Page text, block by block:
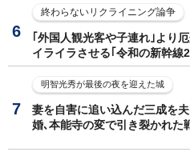
終わらないリクライニング論争
｢外国人観光客や子連れ｣より
イライラさせる｢令和の新幹線
明智光秀が最後の夜を迎えた城
妻を自害に追い込んだ三成を
婚､本能寺の変で引き裂かれた